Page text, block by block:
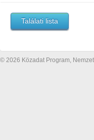
Találati lista
© 2026 Közadat Program,